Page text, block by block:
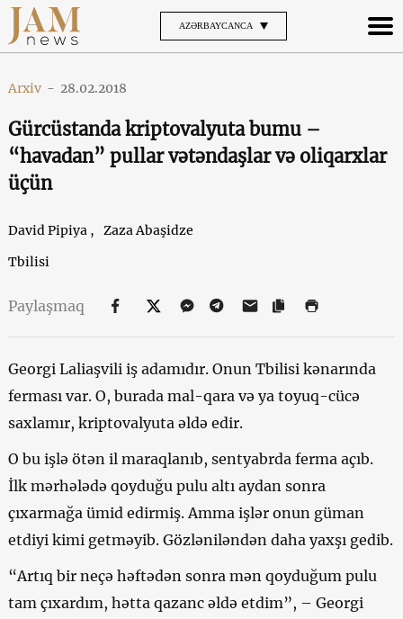
AZƏRBAYCANCA
Arxiv - 28.02.2018
Gürcüstanda kriptovalyuta bumu –
“havadan” pullar vətəndaşlar və oliqarxlar
üçün
David Pipiya ,
Zaza Abaşidze
Tbilisi
Paylaşmaq
Georgi Laliaşvili iş adamıdır. Onun Tbilisi kənarında
ferması var. O, burada mal-qara və ya toyuq-cücə
saxlamır, kriptovalyuta əldə edir.
O bu işlə ötən il maraqlanıb, sentyabrda ferma açıb.
İlk mərhələdə qoyduğu pulu altı aydan sonra
çıxarmağa ümid edirmiş. Amma işlər onun güman
etdiyi kimi getməyib. Gözləniləndən daha yaxşı gedib.
“Artıq bir neçə həftədən sonra mən qoyduğum pulu
tam çıxardım, hətta qazanc əldə etdim”, – Georgi